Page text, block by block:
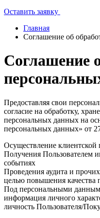
Оставить заявку
Главная
Соглашение об
Соглашение
Предоставляя свои
согласие на обработку,
персональных данных на
персональных данных» от
Осуществление клиентской
Получения Пользователем
событиях
Проведения аудита и
целью повышения качества
Под персональными
информация личного
личность Пользователя/